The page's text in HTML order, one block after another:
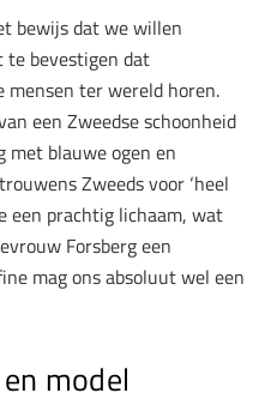
bewijs dat we willen
te bevestigen dat
mensen ter wereld horen.
een Zweedse schoonheid
met blauwe ogen en
Zweeds voor ‘heel
een prachtig lichaam, wat
Forsberg een
mag ons absoluut wel een
model